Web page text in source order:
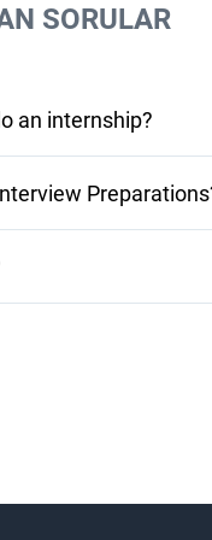
SORULAR
an internship?